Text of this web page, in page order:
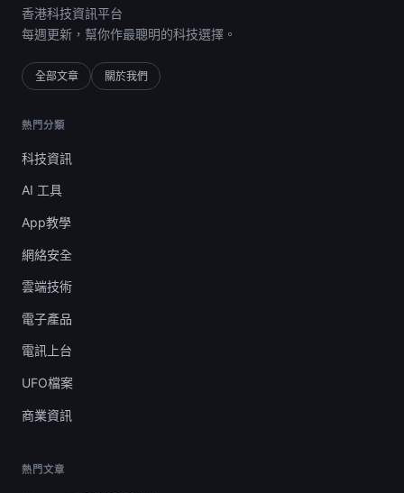
香港科技資訊平台
每週更新，幫你作最聰明的科技選擇。
全部文章 關於我們
熱門分類
科技資訊
AI 工具
App教學
網絡安全
雲端技術
電子產品
電訊上台
UFO檔案
商業資訊
熱門文章